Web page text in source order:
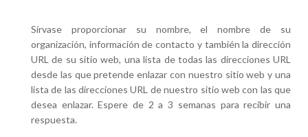
Sírvase proporcionar su nombre, el nombre de su
organización, información de contacto y también la dirección
URL de su sitio web, una lista de todas las direcciones URL
desde las que pretende enlazar con nuestro sitio web y una
lista de las direcciones URL de nuestro sitio web con las que
desea enlazar. Espere de 2 a 3 semanas para recibir una
respuesta.